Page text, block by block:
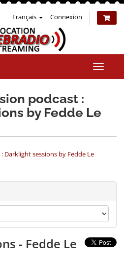
Français Connexion
la
podcast :
by Fedde Le
Darklight sessions by Fedde Le
- Fedde Le